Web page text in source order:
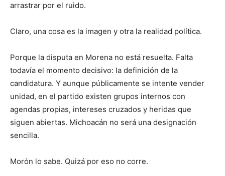
arrastrar por el ruido.
Claro, una cosa es la imagen y otra la realidad política.
Porque la disputa en Morena no está resuelta. Falta
todavía el momento decisivo: la definición de la
candidatura. Y aunque públicamente se intente vender
unidad, en el partido existen grupos internos con
agendas propias, intereses cruzados y heridas que
siguen abiertas. Michoacán no será una designación
sencilla.
Morón lo sabe. Quizá por eso no corre.